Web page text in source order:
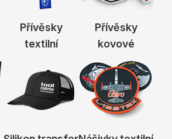
Přívěsky
textilní
Přívěsky
kovové